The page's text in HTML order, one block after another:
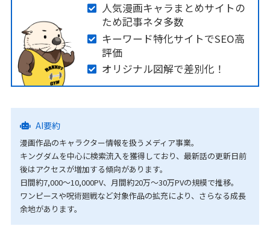
人気漫画キャラまとめサイトの
ため記事ネタ多数
キーワード特化サイトでSEO高
評価
オリジナル図解で差別化！
AI要約
漫画作品のキャラクター情報を扱うメディア事業。
キングダムを中心に検索流入を獲得しており、最新話の更新日前
後はアクセスが増加する傾向があります。
日間約7,000〜10,000PV、月間約20万〜30万PVの規模で推移。
ワンピースや呪術廻戦など対象作品の拡充により、さらなる成長
余地があります。